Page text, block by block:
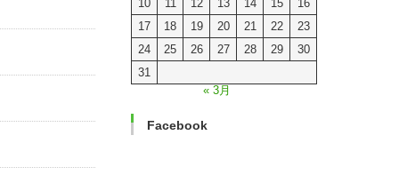
10
11 12 13 14 15
16
17
18 19 20 21 22
23
24
25 26 27 28 29
30
31
« 3月
Facebook